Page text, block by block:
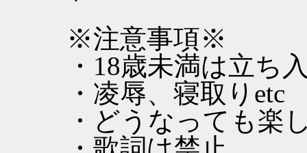
※注意事項※
・18歳未満は立ち
・凌辱、寝取りetc
・どうなっても楽